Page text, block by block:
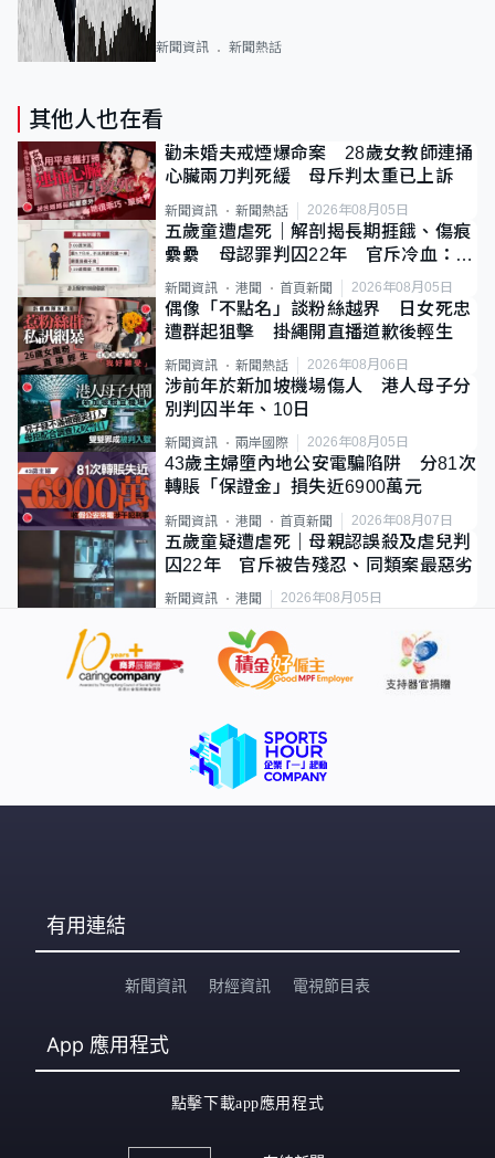
新聞資訊 新聞熱話
其他人也在看
勸未婚夫戒煙爆命案 28歲女教師連捅
心臟兩刀判死緩 母斥判太重已上訴
新聞資訊 新聞熱話 2026年08月05日
五歲童遭虐死｜解剖揭長期捱餓、傷痕
纍纍 母認罪判囚22年 官斥冷血：同
類案最惡劣
新聞資訊 港聞 首頁新聞 2026年08月05日
偶像「不點名」談粉絲越界 日女死忠
遭群起狙擊 掛繩開直播道歉後輕生
新聞資訊 新聞熱話 2026年08月06日
涉前年於新加坡機場傷人 港人母子分
別判囚半年、10日
新聞資訊 兩岸國際 2026年08月05日
43歲主婦墮內地公安電騙陷阱 分81次
轉賬「保證金」損失近6900萬元
新聞資訊 港聞 首頁新聞 2026年08月07日
五歲童疑遭虐死｜母親認誤殺及虐兒判
囚22年 官斥被告殘忍、同類案最惡劣
新聞資訊 港聞 2026年08月05日
有用連結
新聞資訊 財經資訊 電視節目表
App 應用程式
點擊下載app應用程式